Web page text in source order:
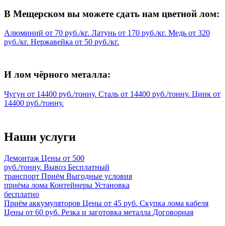
В Мещерском вы можете сдать нам цветной лом:
Алюминий от 70 руб./кг. Латунь от 170 руб./кг. Медь от 320
руб./кг. Нержавейка от 50 руб./кг.
И лом чёрного металла:
Чугун от 14400 руб./тонну. Сталь от 14400 руб./тонну. Цинк от
14400 руб./тонну.
Наши услуги
Демонтаж Цены от 500
руб./тонну. Вывоз Бесплатный
транспорт Приём Выгодные условия
приёма лома Контейнеры Установка
бесплатно
Приём аккумуляторов Цены от 45 руб. Скупка лома кабеля
Цены от 60 руб. Резка и заготовка металла Договорная